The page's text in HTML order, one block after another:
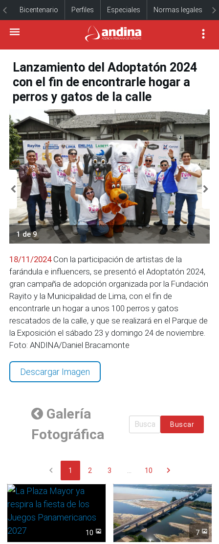
Bicentenario Perfiles Especiales Normas legales
Lanzamiento del Adoptatón 2024
con el fin de encontrarle hogar a
perros y gatos de la calle
1 de 9
18/11/2024Con la participación de artistas de la
farándula e influencers, se presentó el Adoptatón 2024,
gran campaña de adopción organizada por la Fundación
Rayito y la Municipalidad de Lima, con el fin de
encontrarle un hogar a unos 100 perros y gatos
rescatados de la calle, y que se realizará en el Parque de
la Exposición el sábado 23 y domingo 24 de noviembre.
Foto: ANDINA/Daniel Bracamonte
Descargar Imagen
Galería
Fotográfica
Buscar
chevron_left 1 2 3 10 chevron_right
10 7